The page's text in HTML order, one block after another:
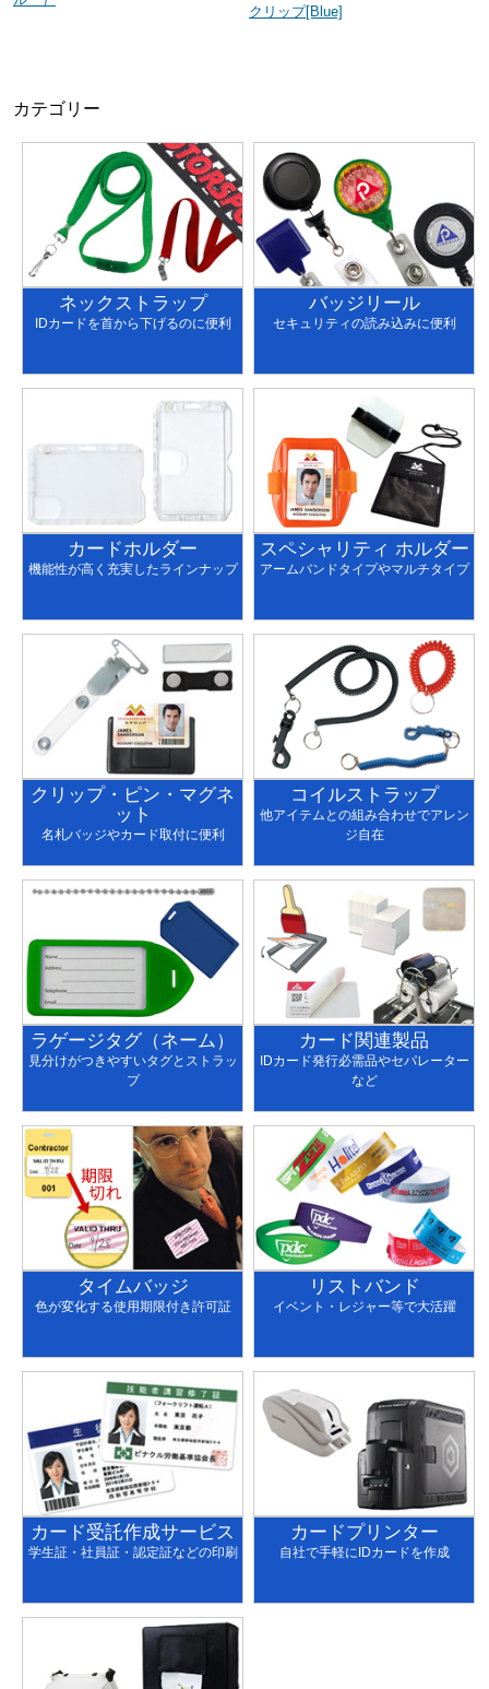
クリップ[Blue]
カテゴリー
ネックストラップ
IDカードを首から下げるのに便利
バッジリール
セキュリティの読み込みに便利
カードホルダー
機能性が高く充実したラインナップ
スペシャリティ ホルダー
アームバンドタイプやマルチタイプ
クリップ・ピン・マグネ
ット
名札バッジやカード取付に便利
コイルストラップ
他アイテムとの組み合わせでアレン
ジ自在
ラゲージタグ（ネーム）
見分けがつきやすいタグとストラッ
プ
カード関連製品
IDカード発行必需品やセパレーター
など
タイムバッジ
色が変化する使用期限付き許可証
リストバンド
イベント・レジャー等で大活躍
カード受託作成サービス
学生証・社員証・認定証などの印刷
カードプリンター
自社で手軽にIDカードを作成